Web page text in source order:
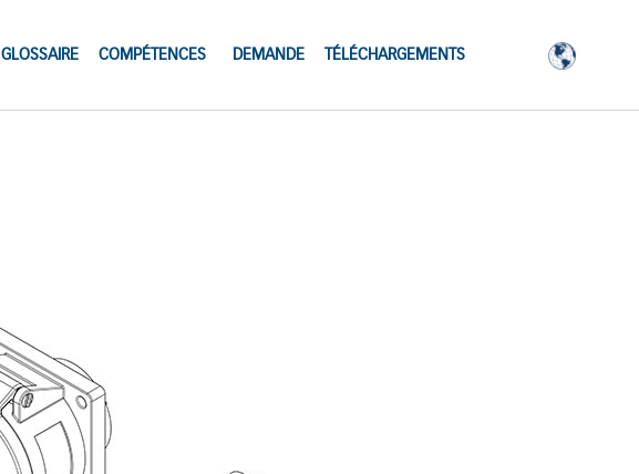
GLOSSAIRE COMPÉTENCES DEMANDE TÉLÉCHARGEMENTS